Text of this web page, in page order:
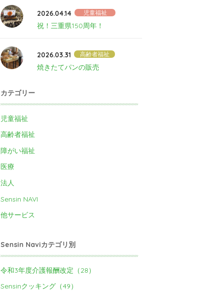
2026.04.14 児童福祉
祝！三重県150周年！
2026.03.31 高齢者福祉
焼きたてパンの販売
カテゴリー
児童福祉
高齢者福祉
障がい福祉
医療
法人
Sensin NAVI
他サービス
Sensin Naviカテゴリ別
令和3年度介護報酬改定（28）
Sensinクッキング（49）